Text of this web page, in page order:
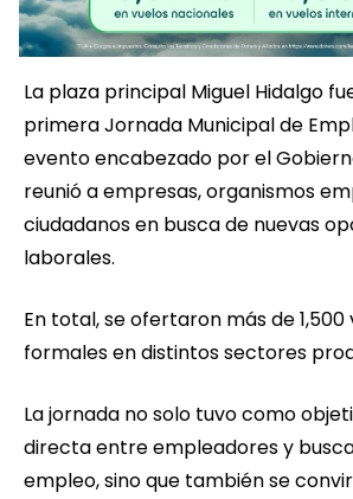
La plaza principal Miguel Hidalgo
primera Jornada Municipal de
evento encabezado por el
reunió a empresas, organismos
ciudadanos en busca de nuevas
laborales.
En total, se ofertaron más de
formales en distintos sectores
La jornada no solo tuvo como
directa entre empleadores y
empleo, sino que también se